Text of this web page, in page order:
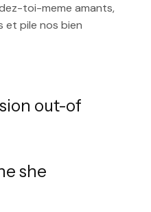
toi-meme amants,
et pile nos bien
out-of
she